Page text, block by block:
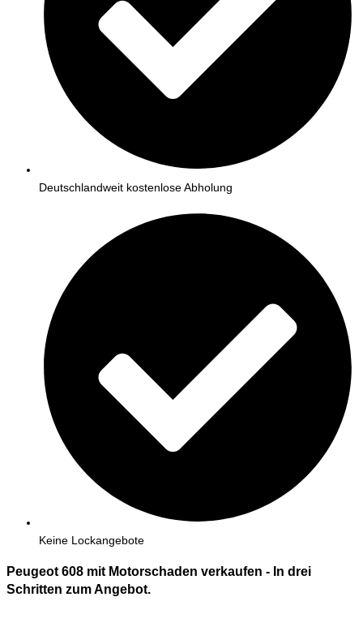
Deutschlandweit kostenlose Abholung
Keine Lockangebote
Peugeot 608 mit Motorschaden verkaufen - In drei
Schritten zum Angebot.